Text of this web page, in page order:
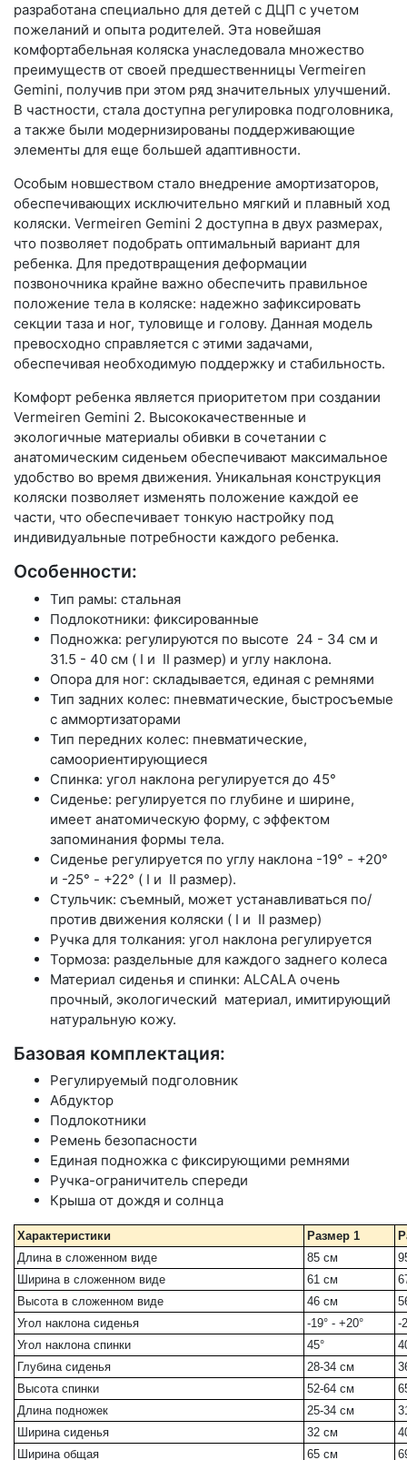
разработана специально для детей с ДЦП с учетом
пожеланий и опыта родителей. Эта новейшая
комфортабельная коляска унаследовала множество
преимуществ от своей предшественницы Vermeiren
Gemini, получив при этом ряд значительных улучшений.
В частности, стала доступна регулировка подголовника,
а также были модернизированы поддерживающие
элементы для еще большей адаптивности.
Особым новшеством стало внедрение амортизаторов,
обеспечивающих исключительно мягкий и плавный ход
коляски. Vermeiren Gemini 2 доступна в двух размерах,
что позволяет подобрать оптимальный вариант для
ребенка. Для предотвращения деформации
позвоночника крайне важно обеспечить правильное
положение тела в коляске: надежно зафиксировать
секции таза и ног, туловище и голову. Данная модель
превосходно справляется с этими задачами,
обеспечивая необходимую поддержку и стабильность.
Комфорт ребенка является приоритетом при создании
Vermeiren Gemini 2. Высококачественные и
экологичные материалы обивки в сочетании с
анатомическим сиденьем обеспечивают максимальное
удобство во время движения. Уникальная конструкция
коляски позволяет изменять положение каждой ее
части, что обеспечивает тонкую настройку под
индивидуальные потребности каждого ребенка.
Особенности:
Тип рамы: стальная
Подлокотники: фиксированные
Подножка: регулируются по высоте 24 - 34 см и
31.5 - 40 см ( I и II размер) и углу наклона.
Опора для ног: складывается, единая с ремнями
Тип задних колес: пневматические, быстросъемые
с аммортизаторами
Тип передних колес: пневматические,
самоориентирующиеся
Спинка: угол наклона регулируется до 45°
Сиденье: регулируется по глубине и ширине,
имеет анатомическую форму, с эффектом
запоминания формы тела.
Сиденье регулируется по углу наклона -19° - +20°
и -25° - +22° ( I и II размер).
Стульчик: съемный, может устанавливаться по/
против движения коляски ( I и II размер)
Ручка для толкания: угол наклона регулируется
Тормоза: раздельные для каждого заднего колеса
Материал сиденья и спинки: ALCALA очень
прочный, экологический материал, имитирующий
натуральную кожу.
Базовая комплектация:
Регулируемый подголовник
Абдуктор
Подлокотники
Ремень безопасности
Единая подножка с фиксирующими ремнями
Ручка-ограничитель спереди
Крыша от дождя и солнца
Характеристики Размер 1
Длина в сложенном виде
85 см
Ширина в сложенном виде
61 см
Высота в сложенном виде
46 см
Угол наклона сиденья
-19° - +20°
-
Угол наклона спинки
45°
Глубина сиденья
28-34 см
Высота спинки
52-64 см
Длина подножек
25-34 см
Ширина сиденья
32 см
Ширина общая
65 см